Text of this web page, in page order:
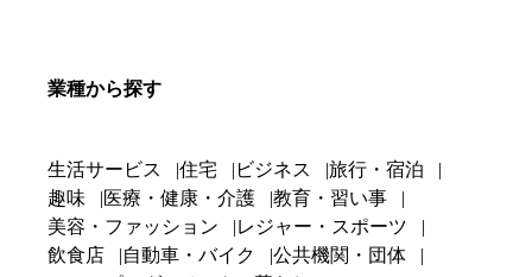
業種から探す
生活サービス 住宅 ビジネス
旅行・宿泊
趣味
医療・健康・介護
教育・習い事
美容・ファッション
レジャー・スポーツ
飲食店
自動車・バイク
公共機関・団体